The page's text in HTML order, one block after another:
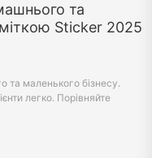
та
Sticker 2025
та маленького бізнесу.
легко. Порівняйте